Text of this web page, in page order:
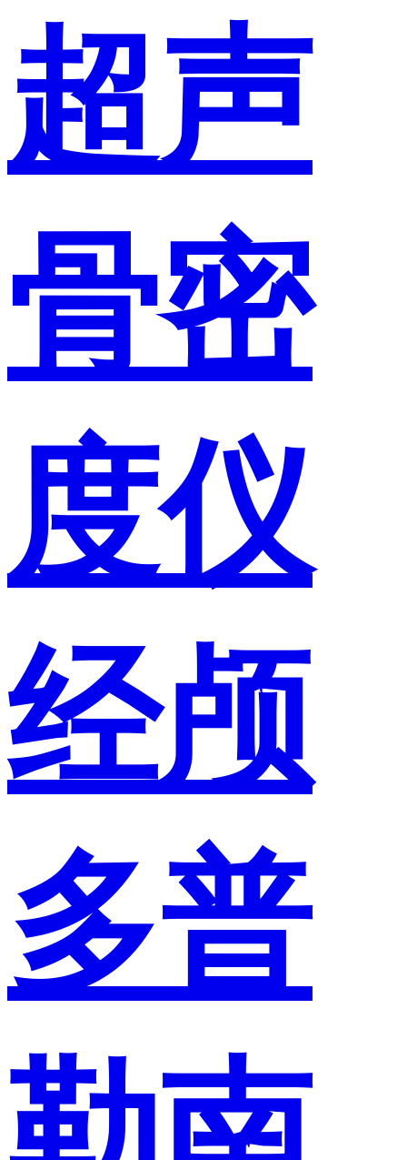
超声
骨密
度仪
经颅
多普